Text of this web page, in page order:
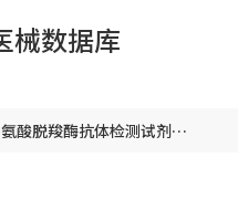
械数据库
抗谷氨酸脱羧酶抗体检测试剂盒（化学发光免疫分析法） 100测试/盒